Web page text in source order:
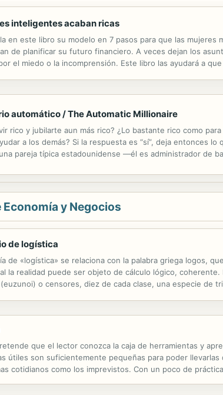
inteligentes acaban ricas
en este libro su modelo en 7 pasos para que las
de planificar su futuro financiero. A veces dejan los
el miedo o la incomprensión. Este libro las ayudará a
automático / The Automatic Millionaire
rico y jubilarte aun más rico? ¿Lo bastante rico como
a los demás? Si la respuesta es “sí”, deja entonces
pareja típica estadounidense —él es administrador de
y Negocios
de logística
de «logística» se relaciona con la palabra griega logos,
la realidad puede ser objeto de cálculo lógico,
o censores, diez de cada clase, una especie de
que el lector conozca la caja de herramientas y
útiles son suficientemente pequeñas para poder
cotidianos como los imprevistos. Con un poco de